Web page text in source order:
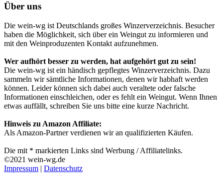
Über uns
Die wein-wg ist Deutschlands großes Winzerverzeichnis. Besucher
haben die Möglichkeit, sich über ein Weingut zu informieren und
mit den Weinproduzenten Kontakt aufzunehmen.
Wer aufhört besser zu werden, hat aufgehört gut zu sein!
Die wein-wg ist ein händisch gepflegtes Winzerverzeichnis. Dazu
sammeln wir sämtliche Informationen, denen wir habhaft werden
können. Leider können sich dabei auch veraltete oder falsche
Informationen einschleichen, oder es fehlt ein Weingut. Wenn Ihnen
etwas auffällt, schreiben Sie uns bitte eine kurze Nachricht.
Hinweis zu Amazon Affiliate:
Als Amazon-Partner verdienen wir an qualifizierten Käufen.
Die mit * markierten Links sind Werbung / Affiliatelinks.
©2021 wein-wg.de
Impressum | Datenschutz